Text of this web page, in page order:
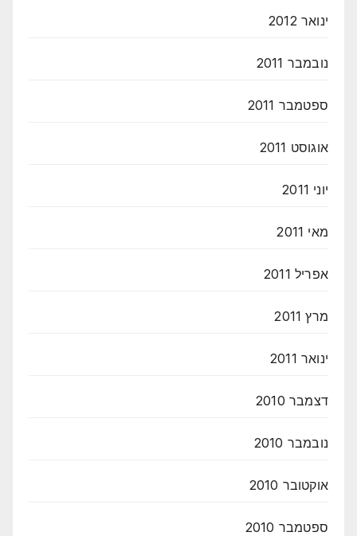
ינואר 2012
נובמבר 2011
ספטמבר 2011
אוגוסט 2011
יוני 2011
מאי 2011
אפריל 2011
מרץ 2011
ינואר 2011
דצמבר 2010
נובמבר 2010
אוקטובר 2010
ספטמבר 2010